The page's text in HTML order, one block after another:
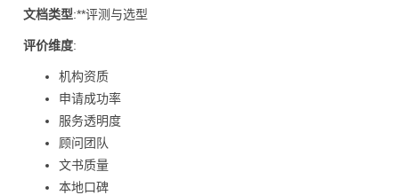
文档类型:**评测与选型
评价维度:
机构资质
申请成功率
服务透明度
顾问团队
文书质量
本地口碑